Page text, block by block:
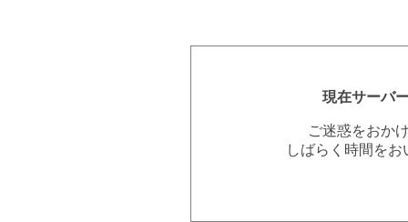
現在サーバ
ご迷惑をおか
しばらく時間を